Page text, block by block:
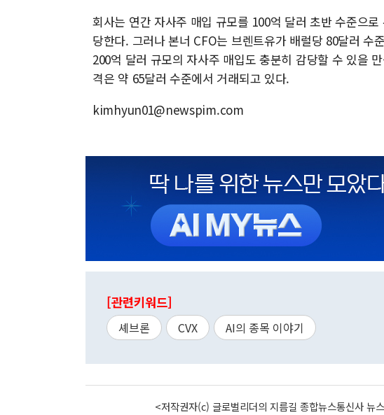
회사는 연간 자사주 매입 규모를 100억 달러 초반 수준으
당한다. 그러나 본너 CFO는 브렌트유가 배럴당 80달러 수
200억 달러 규모의 자사주 매입도 충분히 감당할 수 있을
격은 약 65달러 수준에서 거래되고 있다.
kimhyun01@newspim.com
[관련키워드]
셰브론 CVX AI의 종목 이야기
<저작권자(c) 글로벌리더의 지름길 종합뉴스통신사